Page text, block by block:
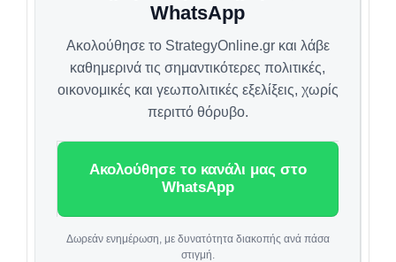
WhatsApp
Ακολούθησε το StrategyOnline.gr και λάβε
καθημερινά τις σημαντικότερες πολιτικές,
οικονομικές και γεωπολιτικές εξελίξεις, χωρίς
περιττό θόρυβο.
Ακολούθησε το κανάλι μας στο
WhatsApp
Δωρεάν ενημέρωση, με δυνατότητα διακοπής ανά πάσα
στιγμή.